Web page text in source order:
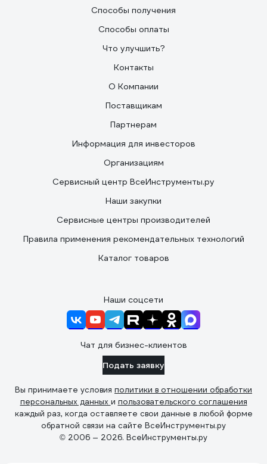
Способы получения
Способы оплаты
Что улучшить?
Контакты
О Компании
Поставщикам
Партнерам
Информация для инвесторов
Организациям
Сервисный центр ВсеИнструменты.ру
Наши закупки
Сервисные центры производителей
Правила применения рекомендательных технологий
Каталог товаров
Наши соцсети
Чат для бизнес-клиентов
Подать заявку
Вы принимаете условия политики в отношении обработки
персональных данных и пользовательского соглашения
каждый раз, когда оставляете свои данные в любой форме
обратной связи на сайте ВсеИнструменты.ру
© 2006 — 2026. ВсеИнструменты.ру